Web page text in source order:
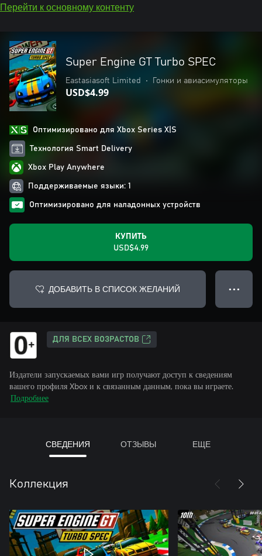
Перейти к основному контенту
Super Engine GT Turbo SPEC
Eastasiasoft Limited • Гонки и авиасимуляторы
USD$4.99
Оптимизировано для Xbox Series X|S
Технология Smart Delivery
Xbox Play Anywhere
Поддерживаемые языки: 1
Оптимизировано для наладонных устройств
КУПИТЬ
USD$4.99
ДОБАВИТЬ В СПИСОК ЖЕЛАНИЙ ● ● ●
ДЛЯ ВСЕХ ВОЗРАСТОВ
Издатели запускаемых вами игр получают доступ к сведениям
вашего профиля Xbox и к связанным данным, пока вы играете.
Подробнее
СВЕДЕНИЯ ОТЗЫВЫ ЕЩЕ
Коллекция